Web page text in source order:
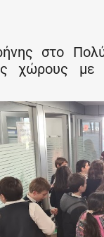
στο
χώρους με